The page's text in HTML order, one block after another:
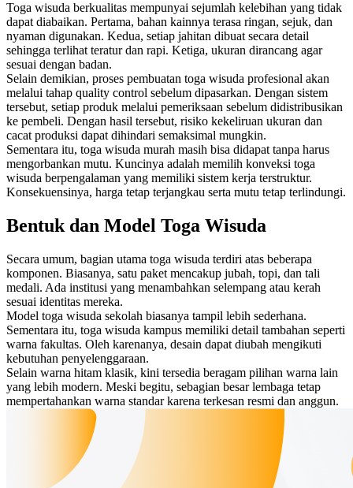
Toga wisuda berkualitas mempunyai sejumlah kelebihan yang tidak
dapat diabaikan. Pertama, bahan kainnya terasa ringan, sejuk, dan
nyaman digunakan. Kedua, setiap jahitan dibuat secara detail
sehingga terlihat teratur dan rapi. Ketiga, ukuran dirancang agar
sesuai dengan badan.
Selain demikian, proses pembuatan toga wisuda profesional akan
melalui tahap quality control sebelum dipasarkan. Dengan sistem
tersebut, setiap produk melalui pemeriksaan sebelum didistribusikan
ke pembeli. Dengan hasil tersebut, risiko kekeliruan ukuran dan
cacat produksi dapat dihindari semaksimal mungkin.
Sementara itu, toga wisuda murah masih bisa didapat tanpa harus
mengorbankan mutu. Kuncinya adalah memilih konveksi toga
wisuda berpengalaman yang memiliki sistem kerja terstruktur.
Konsekuensinya, harga tetap terjangkau serta mutu tetap terlindungi.
Bentuk dan Model Toga Wisuda
Secara umum, bagian utama toga wisuda terdiri atas beberapa
komponen. Biasanya, satu paket mencakup jubah, topi, dan tali
medali. Ada institusi yang menambahkan selempang atau kerah
sesuai identitas mereka.
Model toga wisuda sekolah biasanya tampil lebih sederhana.
Sementara itu, toga wisuda kampus memiliki detail tambahan seperti
warna fakultas. Oleh karenanya, desain dapat diubah mengikuti
kebutuhan penyelenggaraan.
Selain warna hitam klasik, kini tersedia beragam pilihan warna lain
yang lebih modern. Meski begitu, sebagian besar lembaga tetap
mempertahankan warna standar karena terkesan resmi dan anggun.